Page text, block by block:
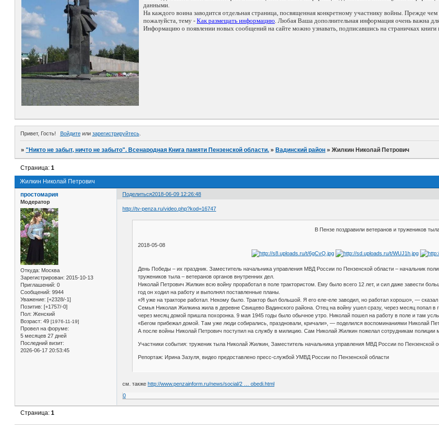
данными.
На каждого воина заводится отдельная страница, посвященная конкретному участнику войны. Прежде
пожалуйста, тему - Как размещать информацию. Любая Ваша дополнительная информация очень важна
Информацию о появлении новых сообщений на сайте можно узнавать, подписавшись на страничках книги
Привет, Гость! Войдитеили зарегистрируйтесь.
»"Никто не забыт, ничто не забыто". Всенародная Книга памяти Пензенской области. » Вадинский район »Жилкин Николай Петрович
Жилкин Николай Петрович
Страница:1
Поделиться2018-06-09 12:26:48
простомария
Модератор
Откуда: Москва
Зарегистрирован: 2015-10-13
Приглашений: 0
Сообщений: 9944
Уважение: [+2328/-1]
Позитив: [+1757/-0]
Пол: Женский
Возраст: 49 [1976-11-19]
Провел на форуме:
5 месяцев 27 дней
Последний визит:
2026-06-17 20:53:45
http://tv-penza.ru/video.php?kod=16747
В Пензе поздравили ветеранов и тружеников
2018-05-08
День Победы – их праздник. Заместитель начальника управления МВД России по Пензенской области – начальник
тружеников тыла – ветеранов органов внутренних дел.
Николай Петрович Жилкин всю войну проработал в поле трактористом. Ему было всего 12 лет, и сил даже завести
год он ходил на работу и выполнял поставленные планы.
«Я уже на тракторе работал. Некому было. Трактор был большой. Я его еле-еле заводил, но работал хорошо», —
Семья Николая Жилкина жила в деревне Свищево Вадинского района. Отец на войну ушел сразу, через месяц попал
через месяц домой пришла похоронка. 9 мая 1945 годы было обычное утро. Николай пошел на работу в поле и там
«Бегом прибежал домой. Там уже люди собирались, праздновали, кричали», — поделился воспоминаниями Николай
А после войны Николай Петрович поступил на службу в милицию. Сам Николай Жилкин пожелал сотрудникам полиции
Участники события: труженик тыла Николай Жилкин, Заместитель начальника управления МВД России по Пензенской
Репортаж: Ирина Зазуля, видео предоставлено пресс-службой УМВД России по Пензенской области
см. такжеhttp://www.penzainform.ru/news/social/2 … obedi.html
0
Страница:1